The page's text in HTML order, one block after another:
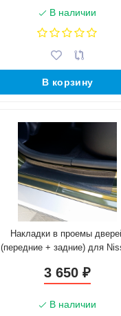
В наличии
В корзину
Накладки в проемы
(передние + задние) для
3 650₽
В наличии